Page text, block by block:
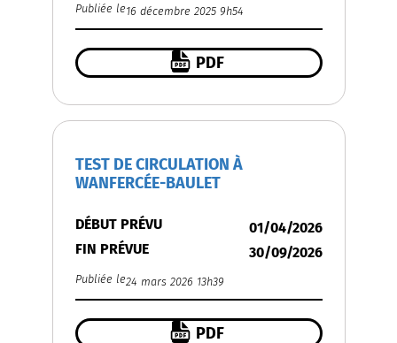
Publiée le16 décembre 2025 9h54
PDF
TEST DE CIRCULATION À
WANFERCÉE-BAULET
DÉBUT PRÉVU
01/04/2026
FIN PRÉVUE
30/09/2026
Publiée le24 mars 2026 13h39
PDF